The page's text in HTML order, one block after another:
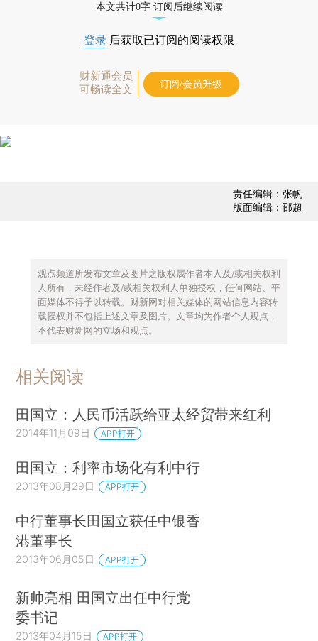
本文共计0字 订阅后继续阅读
登录 后获取已订阅的阅读权限
财新通会员
可畅读全文
订阅/会员升级
责任编辑：张帆
版面编辑：邵超
观点频道所发布文章及图片之版权属作者本人及/或相关权利
人所有，未经作者及/或相关权利人单独授权，任何网站、平
面媒体不得予以转载。财新网对相关媒体的网站信息内容转
载授权并不包括上述文章及图片。文章均为作者个人观点，
不代表财新网的立场和观点。
相关阅读
田国立：人民币活跃给亚太经贸带来红利
2014年11月09日 APP打开
田国立：利率市场化有利中行
2013年08月29日 APP打开
中行董事长田国立获任中银香
港董事长
2013年06月05日 APP打开
新帅亮相 田国立出任中行党
委书记
2013年04月15日 APP打开